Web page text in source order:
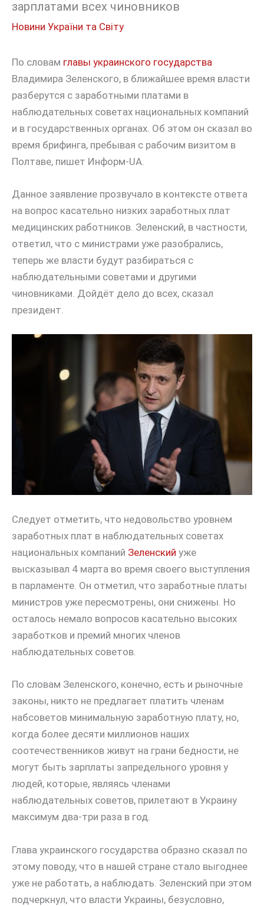
зарплатами всех чиновников
Новини України та Світу
По словам главы украинского государства
Владимира Зеленского, в ближайшее время власти
разберутся с заработными платами в
наблюдательных советах национальных компаний
и в государственных органах. Об этом он сказал во
время брифинга, пребывая с рабочим визитом в
Полтаве, пишет Информ-UA.
Данное заявление прозвучало в контексте ответа
на вопрос касательно низких заработных плат
медицинских работников. Зеленский, в частности,
ответил, что с министрами уже разобрались,
теперь же власти будут разбираться с
наблюдательными советами и другими
чиновниками. Дойдёт дело до всех, сказал
президент.
Следует отметить, что недовольство уровнем
заработных плат в наблюдательных советах
национальных компаний Зеленский уже
высказывал 4 марта во время своего выступления
в парламенте. Он отметил, что заработные платы
министров уже пересмотрены, они снижены. Но
осталось немало вопросов касательно высоких
заработков и премий многих членов
наблюдательных советов.
По словам Зеленского, конечно, есть и рыночные
законы, никто не предлагает платить членам
набсоветов минимальную заработную плату, но,
когда более десяти миллионов наших
соотечественников живут на грани бедности, не
могут быть зарплаты запредельного уровня у
людей, которые, являясь членами
наблюдательных советов, прилетают в Украину
максимум два-три раза в год.
Глава украинского государства образно сказал по
этому поводу, что в нашей стране стало выгоднее
уже не работать, а наблюдать. Зеленский при этом
подчеркнул, что власти Украины, безусловно,